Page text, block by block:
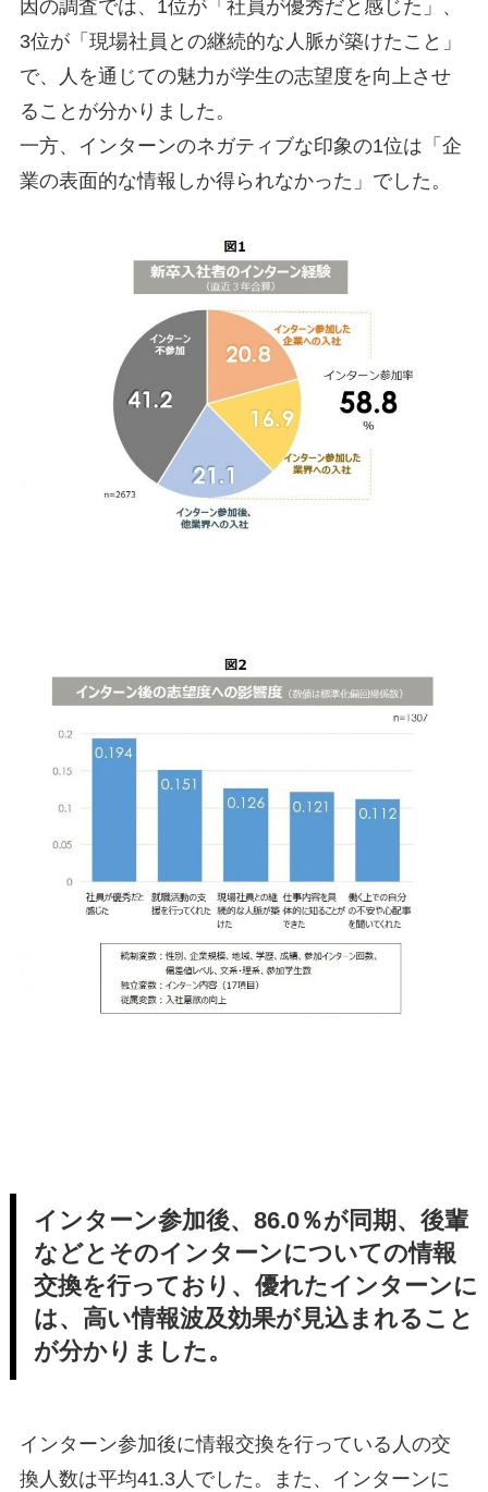
因の調査では、1位が「社員が優秀だと感じた」、
3位が「現場社員との継続的な人脈が築けたこと」
で、人を通じての魅力が学生の志望度を向上させ
ることが分かりました。
一方、インターンのネガティブな印象の1位は「企
業の表面的な情報しか得られなかった」でした。
インターン参加後、86.0％が同期、後輩
などとそのインターンについての情報
交換を行っており、優れたインターンに
は、高い情報波及効果が見込まれること
が分かりました。
インターン参加後に情報交換を行っている人の交
換人数は平均41.3人でした。また、インターンに